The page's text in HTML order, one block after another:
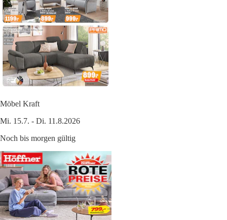
Möbel Kraft
Mi. 15.7. - Di. 11.8.2026
Noch bis morgen gültig